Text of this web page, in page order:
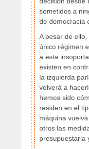
sometidos a
de democracia
A pesar de
único régimen
a esta
existen en
la izquierda
volverá a
hemos sido
residen en el
máquina
otros las
presupuestaria